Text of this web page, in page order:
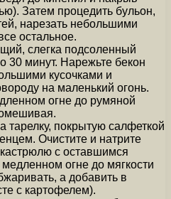
Затем процедить бульон,
нарезать небольшими
остальное.
слегка подсоленный
30 минут. Нарежьте бекон
кусочками и
на маленький огонь.
огне до румяной
тарелку, покрытую салфеткой
Очистите и натрите
с оставшимся
огне до мягкости
а добавить в
с картофелем).